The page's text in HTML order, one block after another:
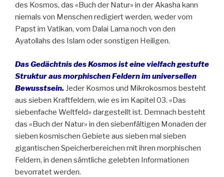
des Kosmos, das «Buch der Natur» in der Akasha kann
niemals von Menschen redigiert werden, weder vom
Papst im Vatikan, vom Dalai Lama noch von den
Ayatollahs des Islam oder sonstigen Heiligen.
Das Gedächtnis des Kosmos ist eine vielfach gestufte
Struktur aus morphischen Feldern im universellen
Bewusstsein. Jeder Kosmos und Mikrokosmos besteht
aus sieben Kraftfeldern, wie es im Kapitel 03. «Das
siebenfache Weltfeld» dargestellt ist. Demnach besteht
das «Buch der Natur» in den siebenfältigen Monaden der
sieben kosmischen Gebiete aus sieben mal sieben
gigantischen Speicherbereichen mit ihren morphischen
Feldern, in denen sämtliche gelebten Informationen
bevorratet werden.